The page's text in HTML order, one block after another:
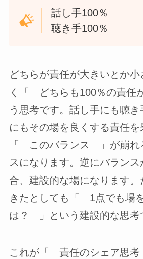
話し手100％
聴き手100％
どちらが責任が大きいとか
く「 どちらも100％の責任
う思考です。話し手にも聴き
にもその場を良くする責任を
「 このバランス 」が崩れ
スになります。逆にバラン
合、建設的な場になります。
きたとしても「 1点でも場
は？ 」という建設的な思考
これが「 責任のシェア思